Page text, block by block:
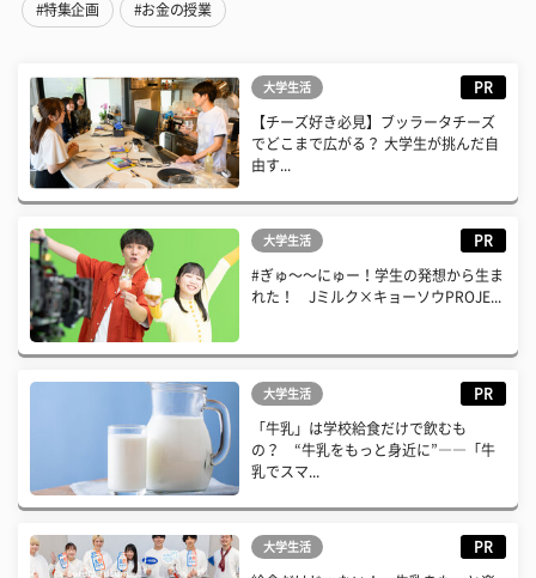
#特集企画 #お金の授業
大学生活 PR
【チーズ好き必見】ブッラータチーズ
でどこまで広がる？ 大学生が挑んだ自
由す...
大学生活 PR
#ぎゅ〜〜にゅー！学生の発想から生ま
れた！ Jミルク×キョーソウPROJE...
大学生活 PR
「牛乳」は学校給食だけで飲むも
の？ “牛乳をもっと身近に”――「牛
乳でスマ...
大学生活 PR